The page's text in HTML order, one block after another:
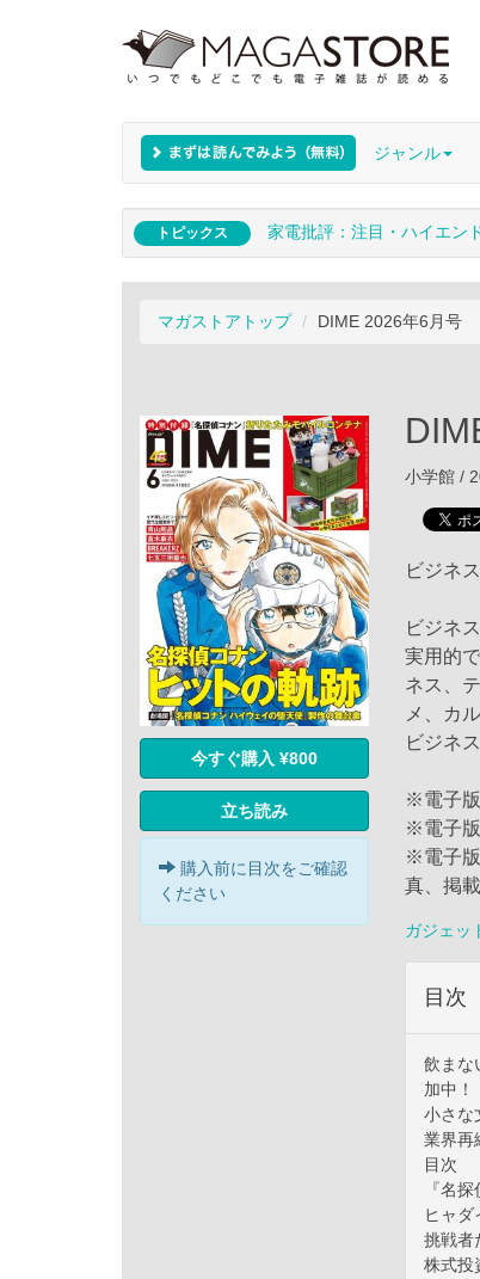
ジャンル
トピックス 家電批評：注目・ハイエン
マガストアトップ DIME 2026年6月号
今すぐ購入 ¥800
立ち読み
購入前に目次をご確認
ください
小学館 /
ビジネ
ビジネ
実用的
ネス、
メ、カ
ビジネ
※電子版
※電子版
※電子
真、掲
ガジェッ
目次
飲まな
加中！
小さな
業界再
目次
『名
ヒャダ
挑戦者
株式投